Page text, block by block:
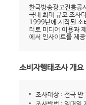
한국방송광고진흥공
국내 최대 규모 조사
1999년에 시작된 소
터로 미디어 이용과
에서 인사이트를 제
소비자행태조사 개요
조사대상 : 전국